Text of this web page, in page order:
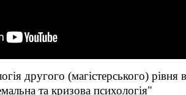
другого (магістерського)
та кризова психологія"